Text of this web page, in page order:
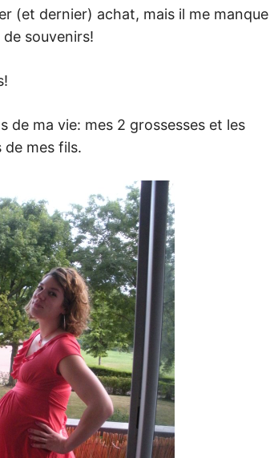
(et dernier) achat, mais il me manque
souvenirs!
de ma vie: mes 2 grossesses et les
de mes fils.